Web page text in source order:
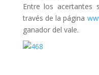
Entre los acertantes
través de la página
ganador del vale.